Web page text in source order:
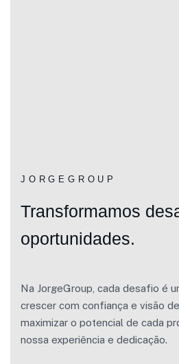
JORGEGROUP
Transformamos
oportunidades.
Na JorgeGroup, cada desafio é
crescer com confiança e visão
maximizar o potencial de cada
nossa experiência e dedicação.